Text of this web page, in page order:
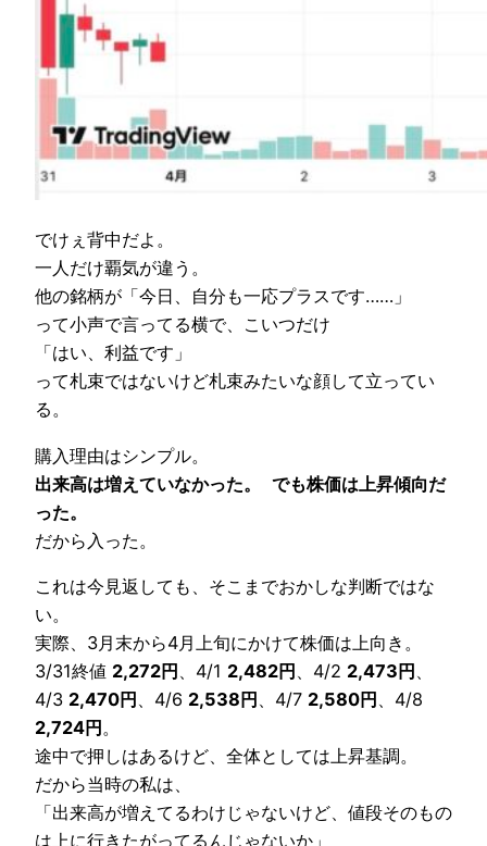
でけぇ背中だよ。
一人だけ覇気が違う。
他の銘柄が「今日、自分も一応プラスです……」
って小声で言ってる横で、こいつだけ
「はい、利益です」
って札束ではないけど札束みたいな顔して立ってい
る。
購入理由はシンプル。
出来高は増えていなかった。
でも株価は上昇傾向だ
った。
だから入った。
これは今見返しても、そこまでおかしな判断ではな
い。
実際、3月末から4月上旬にかけて株価は上向き。
3/31終値 2,272円 、4/1 2,482円 、4/2 2,473円 、
4/3 2,470円 、4/6 2,538円 、4/7 2,580円 、4/8
2,724円 。
途中で押しはあるけど、全体としては上昇基調。
だから当時の私は、
「出来高が増えてるわけじゃないけど、値段そのもの
は上に行きたがってるんじゃないか」